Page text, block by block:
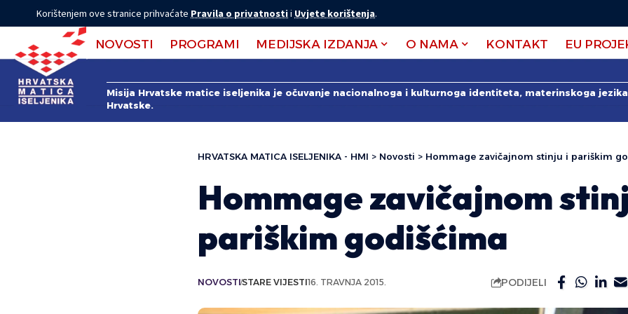
Korištenjem ove stranice prihvaćate Pravila o privatnostii Uvjete korištenja.
NOVOSTI PROGRAMI MEDIJSKA IZDANJA O NAMA KONTAKT EU
Misija Hrvatske matice iseljenika je očuvanje nacionalnoga i kulturnoga identiteta, materinskoga
Hrvatske.
HRVATSKA MATICA ISELJENIKA - HMI > Novosti > Hommage zavičajnom stinju i pariškim
Hommage zavičajnom
pariškim godišćima
NOVOSTISTARE VIJESTI16. TRAVNJA 2015. PODIJELI